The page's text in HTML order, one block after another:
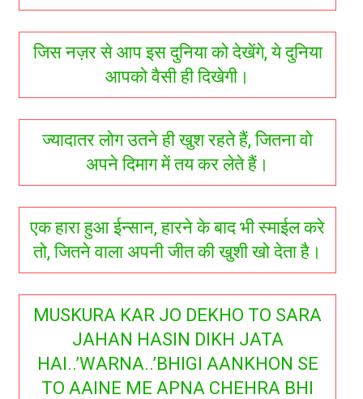
जिस नज़र से आप इस दुनिया को देखेंगे, ये दुनिया
आपको वैसी ही दिखेगी।
ज्यादातर लोग उतने ही खुश रहते हैं, जितना वो
अपने दिमाग में तय कर लेते हैं।
एक हारा हुआ ईन्सान, हारने के बाद भी स्माईल करे
तो, जितने वाला अपनी जीत की खुशी खो देता है।
MUSKURA KAR JO DEKHO TO SARA
JAHAN HASIN DIKH JATA
HAI..’WARNA..’BHIGI AANKHON SE
TO AAINE ME APNA CHEHRA BHI